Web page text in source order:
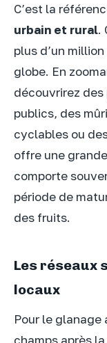
C’est la
urbain et rural.
plus d’un
globe. En
découvrirez des
publics, des
cyclables ou
offre une
comporte
période de
des fruits.
Les réseaux
locaux
Pour le
champs après